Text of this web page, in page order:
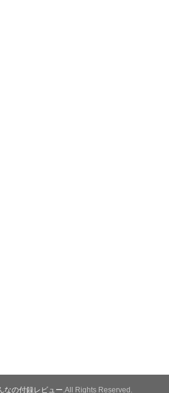
なの付録レビュー.All Rights Reserved.